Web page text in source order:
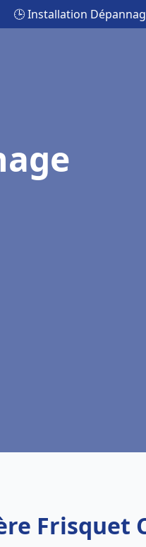
🕒 Installation
Frisquet